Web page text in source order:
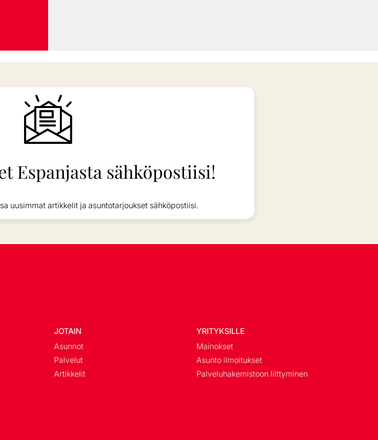
Espanjasta sähköpostiisi!
uusimmat artikkelit ja asuntotarjoukset sähköpostiisi.
JOTAIN
Asunnot
Palvelut
Artikkelit
YRITYKSILLE
Mainokset
Asunto ilmoitukset
Palveluhakemistoon liittyminen